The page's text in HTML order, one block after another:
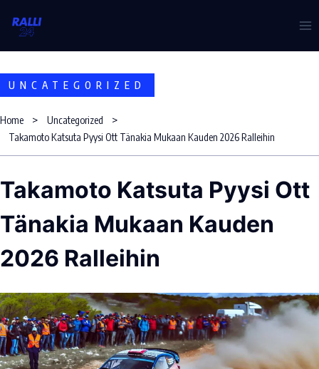
UNCATEGORIZED
Home
Uncategorized
Takamoto Katsuta Pyysi Ott Tänakia Mukaan Kauden 2026 Ralleihin
Takamoto Katsuta Pyysi Ott
Tänakia Mukaan Kauden
2026 Ralleihin